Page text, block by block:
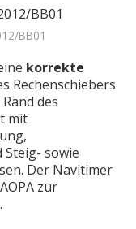
BB01
BB01
korrekte
Rechenschiebers
des
mit
sowie
Der Navitimer
zur